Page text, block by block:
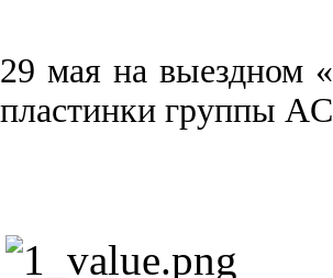
29 мая на выездном
пластинки группы